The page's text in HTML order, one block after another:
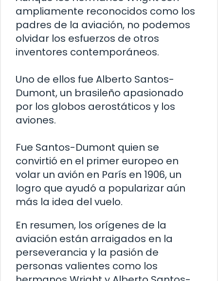
ampliamente reconocidos como los
padres de la aviación, no podemos
olvidar los esfuerzos de otros
inventores contemporáneos.
Uno de ellos fue Alberto Santos-
Dumont, un brasileño apasionado
por los globos aerostáticos y los
aviones.
Fue Santos-Dumont quien se
convirtió en el primer europeo en
volar un avión en París en 1906, un
logro que ayudó a popularizar aún
más la idea del vuelo.
En resumen, los orígenes de la
aviación están arraigados en la
perseverancia y la pasión de
personas valientes como los